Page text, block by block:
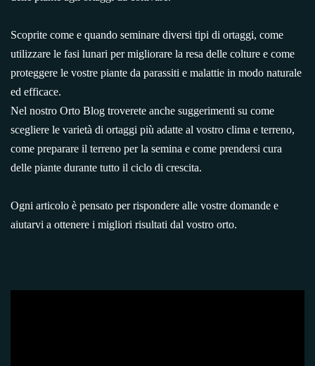
Scoprite come e quando seminare diversi tipi di ortaggi, come
utilizzare le fasi lunari per migliorare la resa delle colture e come
proteggere le vostre piante da parassiti e malattie in modo naturale
ed efficace.
Nel nostro Orto Blog troverete anche suggerimenti su come
scegliere le varietà di ortaggi più adatte al vostro clima e terreno,
come preparare il terreno per la semina e come prendersi cura
delle piante durante tutto il ciclo di crescita.
Ogni articolo è pensato per rispondere alle vostre domande e
aiutarvi a ottenere i migliori risultati dal vostro orto.